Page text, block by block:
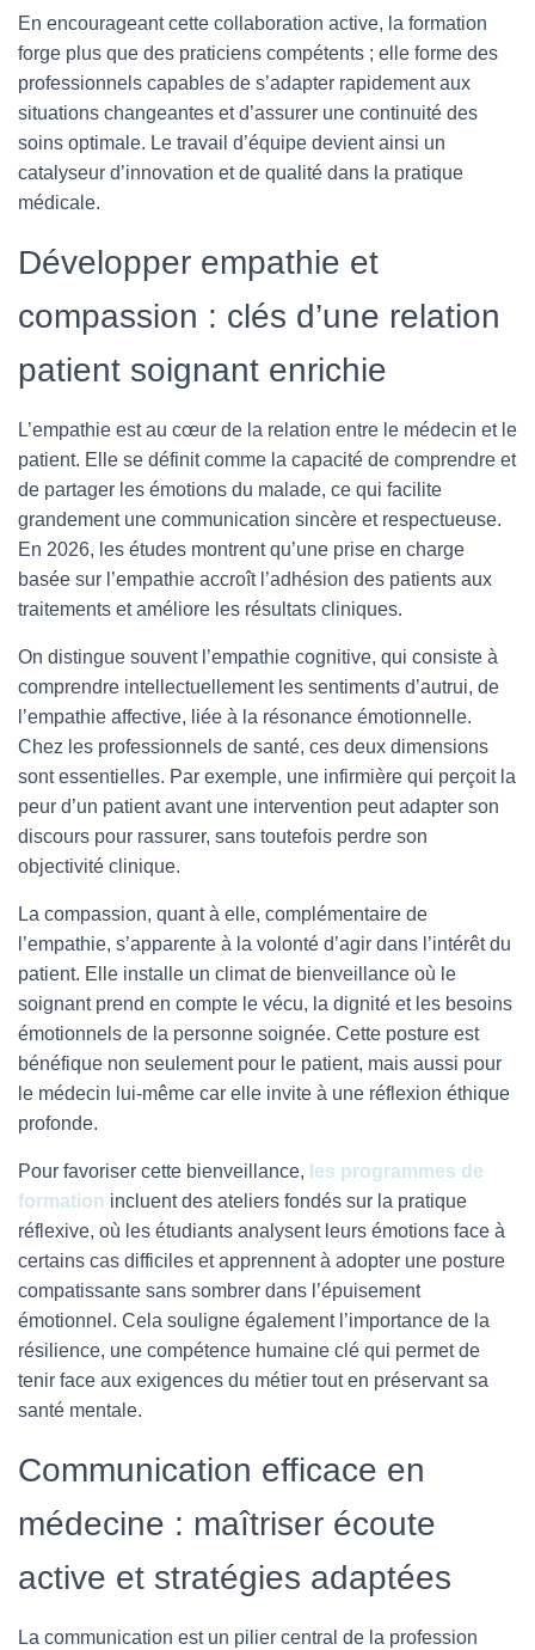
En encourageant cette collaboration active, la formation
forge plus que des praticiens compétents ; elle forme des
professionnels capables de s’adapter rapidement aux
situations changeantes et d’assurer une continuité des
soins optimale. Le travail d’équipe devient ainsi un
catalyseur d’innovation et de qualité dans la pratique
médicale.
Développer empathie et
compassion : clés d’une relation
patient soignant enrichie
L’empathie est au cœur de la relation entre le médecin et le
patient. Elle se définit comme la capacité de comprendre et
de partager les émotions du malade, ce qui facilite
grandement une communication sincère et respectueuse.
En 2026, les études montrent qu’une prise en charge
basée sur l’empathie accroît l’adhésion des patients aux
traitements et améliore les résultats cliniques.
On distingue souvent l’empathie cognitive, qui consiste à
comprendre intellectuellement les sentiments d’autrui, de
l’empathie affective, liée à la résonance émotionnelle.
Chez les professionnels de santé, ces deux dimensions
sont essentielles. Par exemple, une infirmière qui perçoit la
peur d’un patient avant une intervention peut adapter son
discours pour rassurer, sans toutefois perdre son
objectivité clinique.
La compassion, quant à elle, complémentaire de
l’empathie, s’apparente à la volonté d’agir dans l’intérêt du
patient. Elle installe un climat de bienveillance où le
soignant prend en compte le vécu, la dignité et les besoins
émotionnels de la personne soignée. Cette posture est
bénéfique non seulement pour le patient, mais aussi pour
le médecin lui-même car elle invite à une réflexion éthique
profonde.
Pour favoriser cette bienveillance, les programmes de
formation incluent des ateliers fondés sur la pratique
réflexive, où les étudiants analysent leurs émotions face à
certains cas difficiles et apprennent à adopter une posture
compatissante sans sombrer dans l’épuisement
émotionnel. Cela souligne également l’importance de la
résilience, une compétence humaine clé qui permet de
tenir face aux exigences du métier tout en préservant sa
santé mentale.
Communication efficace en
médecine : maîtriser écoute
active et stratégies adaptées
La communication est un pilier central de la profession